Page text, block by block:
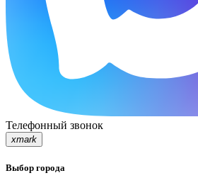
Телефонный звонок
xmark
Выбор города